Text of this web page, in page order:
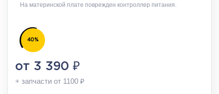
На материнской плате поврежден контроллер питания.
40%
от 3 390 ₽
+ запчасти от 1100 ₽